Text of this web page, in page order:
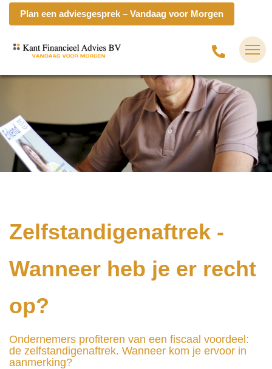
Plan een adviesgesprek – Vandaag voor Morgen
Zelfstandigenaftrek -
Wanneer heb je er recht
op?
Ondernemers profiteren van een fiscaal voordeel:
de zelfstandigenaftrek. Wanneer kom je ervoor in
aanmerking?